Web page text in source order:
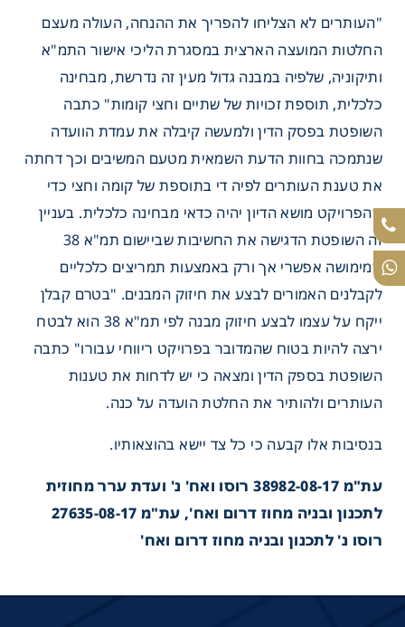
"העותרים לא הצליחו להפריך את ההנחה, העולה מעצם
החלטות המועצה הארצית במסגרת הליכי אישור התמ"א
ותיקוניה, שלפיה במבנה גדול מעין זה נדרשת, מבחינה
כלכלית, תוספת זכויות של שתיים וחצי קומות" כתבה
השופטת בפסק הדין ולמעשה קיבלה את עמדת הוועדה
שנתמכה בחוות הדעת השמאית מטעם המשיבים וכך דחתה
את טענת העותרים לפיה די בתוספת של קומה וחצי כדי
שהפרויקט מושא הדיון יהיה כדאי מבחינה כלכלית. בעניין
זה השופטת הדגישה את החשיבות שביישום תמ"א 38
שמימושה אפשרי אך ורק באמצעות תמריצים כלכליים
לקבלנים האמורים לבצע את חיזוק המבנים. "בטרם קבלן
ייקח על עצמו לבצע חיזוק מבנה לפי תמ"א 38 הוא לבטח
ירצה להיות בטוח שהמדובר בפרויקט ריווחי עבורו" כתבה
השופטת בספק הדין ומצאה כי יש לדחות את טענות
העותרים ולהותיר את החלטת הועדה על כנה.
בנסיבות אלו קבעה כי כל צד יישא בהוצאותיו.
עת"מ 38982-08-17 רוסו ואח' נ' ועדת ערר מחוזית
לתכנון ובניה מחוז דרום ואח', עת"מ 27635-08-17
רוסו נ' לתכנון ובניה מחוז דרום ואח'